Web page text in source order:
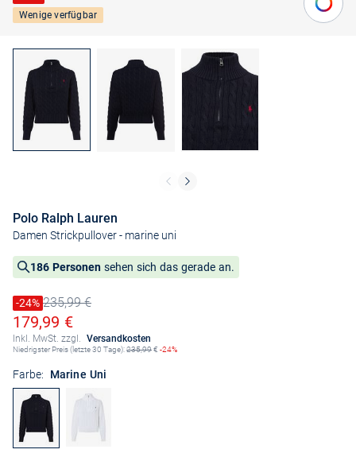
Wenige verfügbar
Polo Ralph Lauren
Damen Strickpullover- marine uni
186 Personen sehen sich das gerade an.
Preis reduziert um
-24%
Alter Preis235,99 €
Ermäßigter Preis
179,99 €
Inkl. MwSt. zzgl. Versandkosten
Niedrigster Preis (letzte 30 Tage):235,99€ -24%
Farbe: Marine Uni